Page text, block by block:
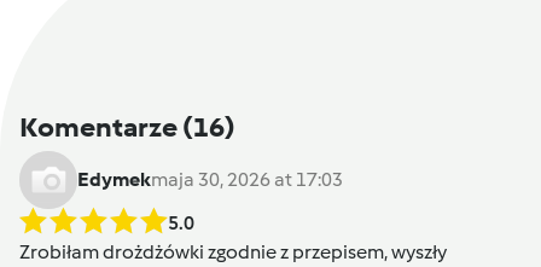
Komentarze(16)
Edymekmaja 30, 2026 at 17:03
5.0
Zrobiłam drożdżówki zgodnie z przepisem, wyszły